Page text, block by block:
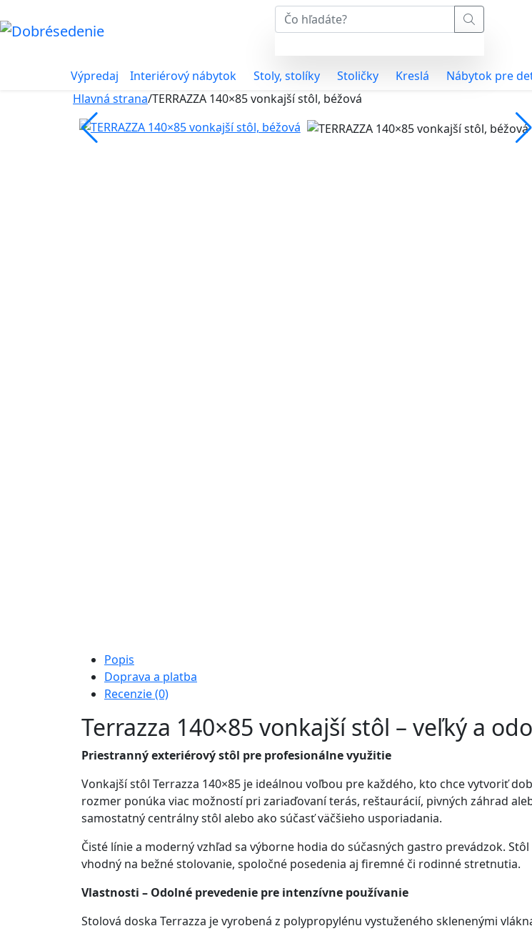
Výpredaj Interiérový nábytok Stoly, stolíky Stoličky Kreslá Nábytok pre
Hlavná strana/TERRAZZA 140×85 vonkajší stôl, béžová
Popis
Doprava a platba
Recenzie (0)
Terrazza 140×85 vonkajší stôl – veľký a
Priestranný exteriérový stôl pre profesionálne využitie
Vonkajší stôl Terrazza 140×85 je ideálnou voľbou pre každého, kto chce vytvoriť
rozmer ponúka viac možností pri zariaďovaní terás, reštaurácií, pivných záhrad
samostatný centrálny stôl alebo ako súčasť väčšieho usporiadania.
Čisté línie a moderný vzhľad sa výborne hodia do súčasných gastro prevádzok.
vhodný na bežné stolovanie, spoločné posedenia aj firemné či rodinné stretnutia.
Vlastnosti – Odolné prevedenie pre intenzívne používanie
Stolová doska Terrazza je vyrobená z polypropylénu vystuženého sklenenými